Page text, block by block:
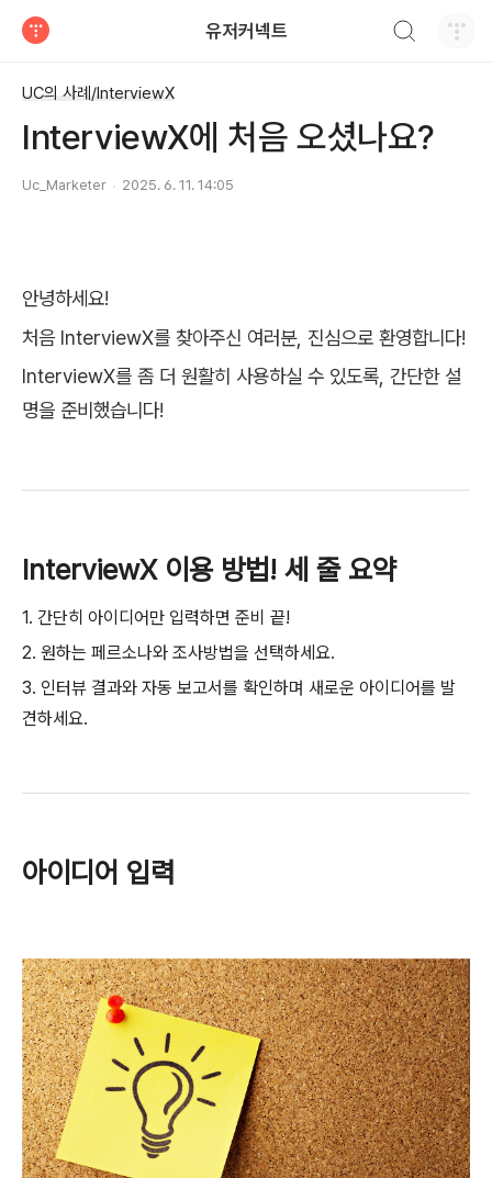
유저커넥트
UC의 사례/InterviewX
InterviewX에 처음 오셨나요?
Uc_Marketer 2025. 6. 11. 14:05
안녕하세요!
처음 InterviewX를 찾아주신 여러분, 진심으로 환영합니다!
InterviewX를 좀 더 원활히 사용하실 수 있도록, 간단한 설
명을 준비했습니다!
InterviewX 이용 방법! 세 줄 요약
1. 간단히 아이디어만 입력하면 준비 끝!
2. 원하는 페르소나와 조사방법을 선택하세요.
3. 인터뷰 결과와 자동 보고서를 확인하며 새로운 아이디어를 발
견하세요.
아이디어 입력